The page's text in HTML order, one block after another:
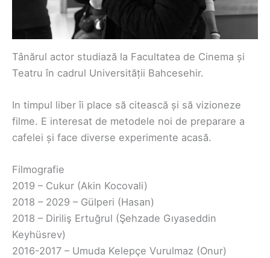
Tânărul actor studiază la Facultatea de Cinema și
Teatru în cadrul Universității Bahcesehir.
In timpul liber îi place să citească și să vizioneze
filme. E interesat de metodele noi de preparare a
cafelei și face diverse experimente acasă.
Filmografie
2019 – Cukur (Akin Kocovali)
2018 – 2029 – Gülperi (Hasan)
2018 – Diriliş Ertuğrul (Şehzade Gıyaseddin
Keyhüsrev)
2016-2017 – Umuda Kelepçe Vurulmaz (Onur)